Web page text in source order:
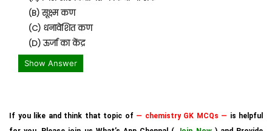
(B) सूक्ष्म कण
(C) धनावेशित कण
(D) ऊर्जा का केंद्र
Show Answer
If you like and think that topic of — chemistry GK MCQs — is helpful